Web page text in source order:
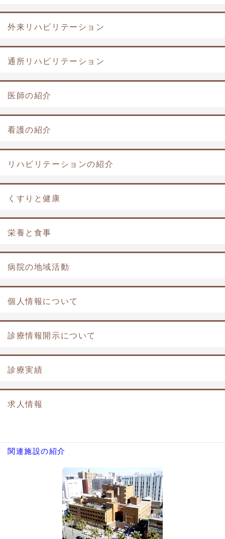
外来リハビリテーション
通所リハビリテーション
医師の紹介
看護の紹介
リハビリテーションの紹介
くすりと健康
栄養と食事
病院の地域活動
個人情報について
診療情報開示について
診療実績
求人情報
関連施設の紹介